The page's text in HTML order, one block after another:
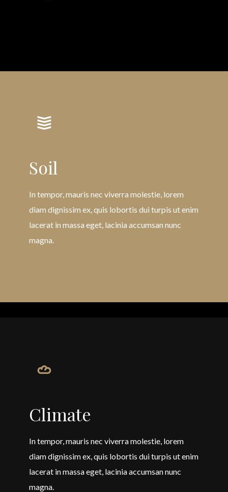
Soil
In tempor, mauris nec viverra molestie, lorem
diam dignissim ex, quis lobortis dui turpis ut enim
lacerat in massa eget, lacinia accumsan nunc
magna.
Climate
In tempor, mauris nec viverra molestie, lorem
diam dignissim ex, quis lobortis dui turpis ut enim
lacerat in massa eget, lacinia accumsan nunc
magna.